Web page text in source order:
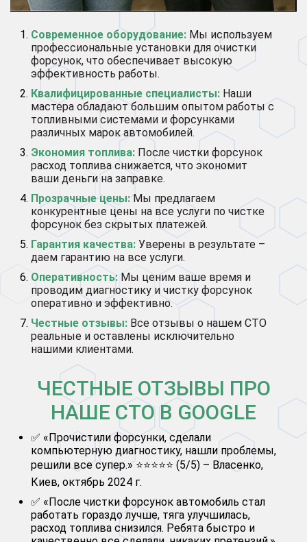
Современное оборудование: Мы используем
профессиональные установки для очистки
форсунок, что обеспечивает высокую
эффективность работы.
Квалифицированные специалисты: Наши
мастера обладают большим опытом работы с
топливными системами и форсунками
различных марок автомобилей.
Экономия топлива: После чистки форсунок
расход топлива снижается, что экономит
ваши деньги на заправке.
Прозрачные цены:Мы предлагаем
конкурентные цены на все услуги по чистке
форсунок без скрытых платежей.
Гарантия качества: Уверены в результате –
даем гарантию на все услуги.
Оперативность: Мы ценим ваше время и
проводим диагностику и чистку форсунок
оперативно и эффективно.
Честные отзывы: Все отзывы о нашем СТО
реальные и оставлены исключительно
нашими клиентами.
ЧЕСТНЫЕ ОТЗЫВЫ ПРО
НАШЕ СТО В GOOGLE
✅ «Прочистили форсунки, сделали
компьютерную диагностику, нашли проблемы,
решили все супер.» ⭐⭐⭐⭐⭐ (5/5) – Власенко,
Киев, октябрь 2024 г.
✅ «После чистки форсунок автомобиль стал
работать гораздо лучше, тяга улучшилась,
расход топлива снизился. Ребята быстро и